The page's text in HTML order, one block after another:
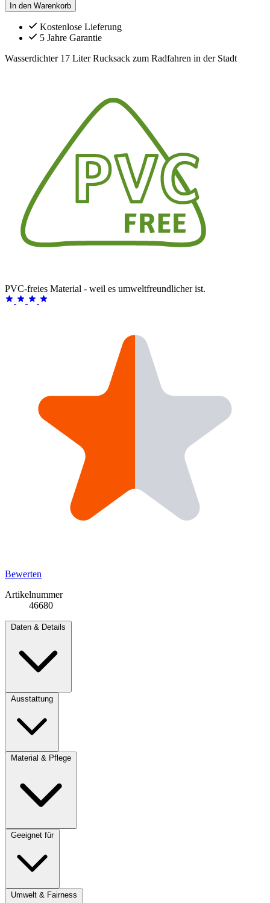
In den Warenkorb
Kostenlose Lieferung
5 Jahre Garantie
Wasserdichter 17 Liter Rucksack zum Radfahren in der Stadt
PVC-freies Material - weil es umweltfreundlicher ist.
Bewerten
Artikelnummer
46680
Daten & Details
Ausstattung
Material & Pflege
Geeignet für
Umwelt & Fairness